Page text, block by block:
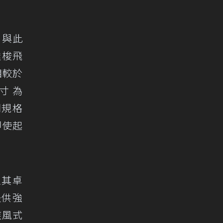
此
飛
於
為
格
起
卓
強
式